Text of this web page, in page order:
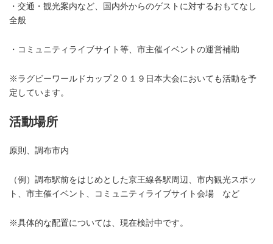
・交通・観光案内など、国内外からのゲストに対するおもてなし
全般
・コミュニティライブサイト等、市主催イベントの運営補助
※ラグビーワールドカップ２０１９日本大会においても活動を予
定しています。
活動場所
原則、調布市内
（例）調布駅前をはじめとした京王線各駅周辺、市内観光スポッ
ト、市主催イベント、コミュニティライブサイト会場 など
※具体的な配置については、現在検討中です。